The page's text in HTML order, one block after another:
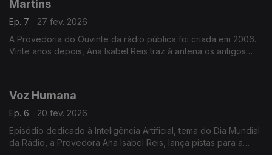
Martins
Ep. 7
27 fev. 2026
A Provedoria do Ouvinte da rádio pública foi criada em 2006.
Vinte anos depois, Ana Isabel Reis traz à antena os antigos
Voz Humana
Ep. 6
20 fev. 2026
Episódio dedicado à Inteligência Artificial, tema do Dia Mundial
da Rádio, a Provedora Ana Isabel Reis, lança pistas para a